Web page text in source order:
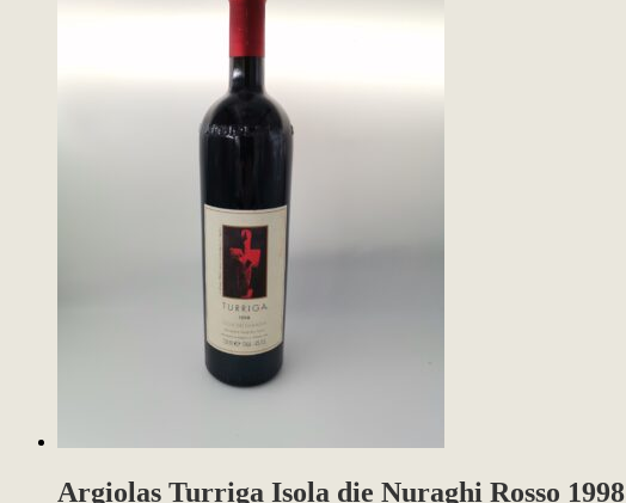
Argiolas Turriga Isola die Nuraghi Rosso 1998